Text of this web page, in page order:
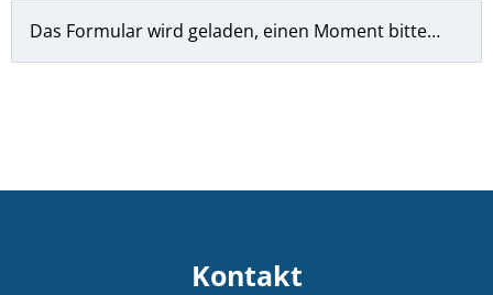
Das Formular wird geladen, einen Moment bitte…
Kontakt